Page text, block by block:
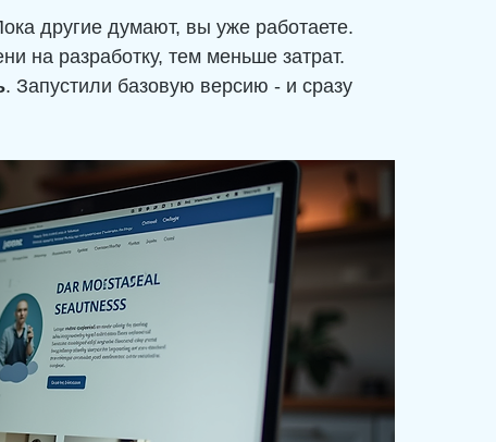
другие думают, вы уже работаете.
на разработку, тем меньше затрат.
. Запустили базовую версию - и сразу